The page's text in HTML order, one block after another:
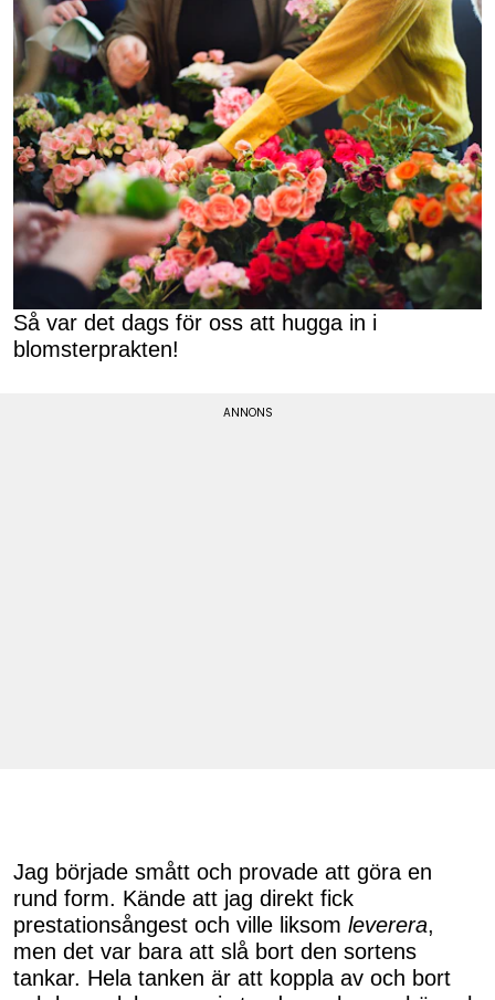
Så var det dags för oss att hugga in i
blomsterprakten!
Jag började smått och provade att göra en
rund form. Kände att jag direkt fick
prestationsångest och ville liksom leverera,
men det var bara att slå bort den sortens
tankar. Hela tanken är att koppla av och bort